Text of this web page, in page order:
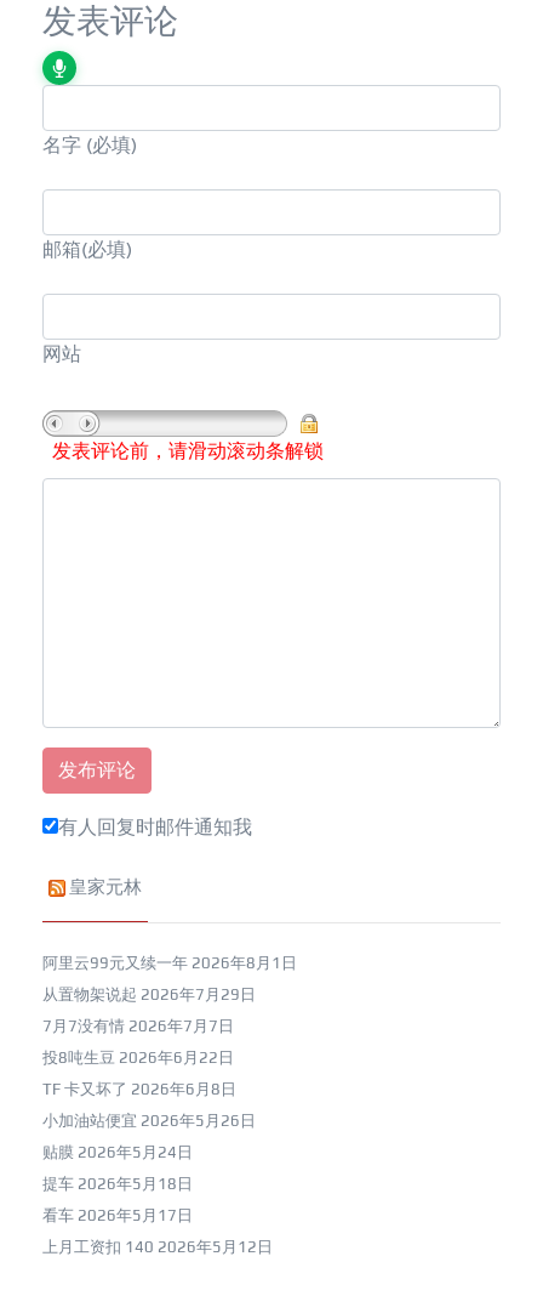
发表评论
名字 (必填)
邮箱(必填)
网站
发表评论前，请滑动滚动条解锁
有人回复时邮件通知我
皇家元林
阿里云99元又续一年 2026年8月1日
从置物架说起 2026年7月29日
7月7没有情 2026年7月7日
投8吨生豆 2026年6月22日
TF 卡又坏了 2026年6月8日
小加油站便宜 2026年5月26日
贴膜 2026年5月24日
提车 2026年5月18日
看车 2026年5月17日
上月工资扣 140 2026年5月12日